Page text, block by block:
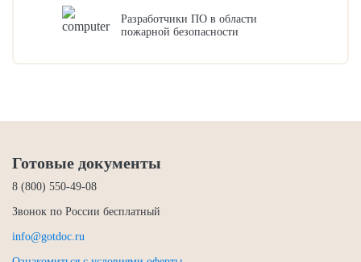
Разработчики ПО в области
пожарной безопасности
Готовые документы
8 (800) 550-49-08
Звонок по России бесплатный
info@gotdoc.ru